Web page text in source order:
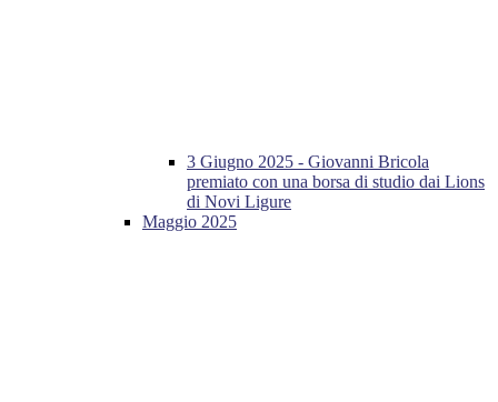
3 Giugno 2025 - Giovanni Bricola
premiato con una borsa di studio dai Lions
di Novi Ligure
Maggio 2025